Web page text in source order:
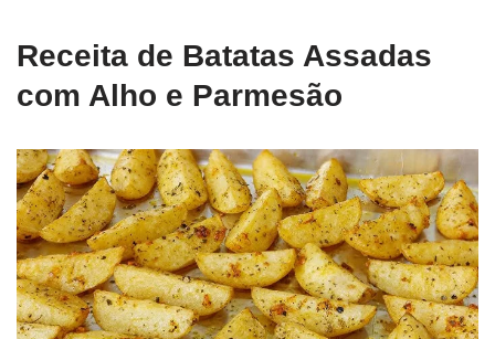
Receita de Batatas Assadas
com Alho e Parmesão